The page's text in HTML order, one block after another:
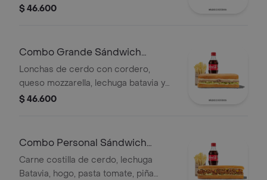
pepinillos, salsa BBQ, salsa Qbano,
$ 46.600
Combo Grande Sándwich
Cordero
Lonchas de cerdo con cordero,
queso mozzarella, lechuga batavia y
salsa Qbano
$ 46.600
Combo Personal Sándwich
Pastor
Carne costilla de cerdo, lechuga
Batavia, hogo, pasta tomate, piña